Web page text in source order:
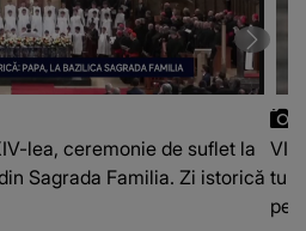
lea, ceremonie de suflet la
Sagrada Familia. Zi istorică